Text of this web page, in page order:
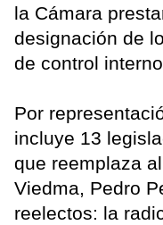
la Cámara
designación de
de control
Por
incluye 13
que reemplaza
Viedma, Pedro
reelectos: la